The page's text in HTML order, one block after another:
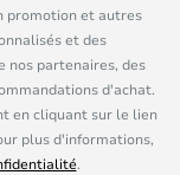
promotion et autres
et des
nos partenaires, des
d'achat.
en cliquant sur le lien
plus d'informations,
.